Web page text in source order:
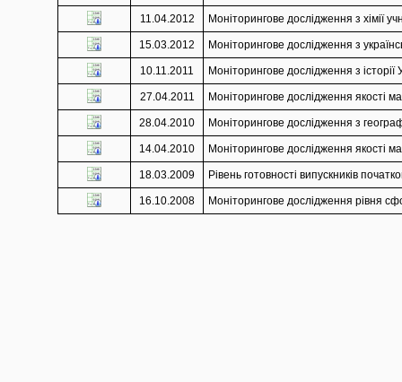
11.04.2012 Моніторингове дослідження з хімії
15.03.2012 Моніторингове дослідження з
10.11.2011 Моніторингове дослідження з історії
27.04.2011 Моніторингове дослідження якості
28.04.2010 Моніторингове дослідження з
14.04.2010 Моніторингове дослідження якості
18.03.2009 Рівень готовності випускників
16.10.2008 Моніторингове дослідження рівня